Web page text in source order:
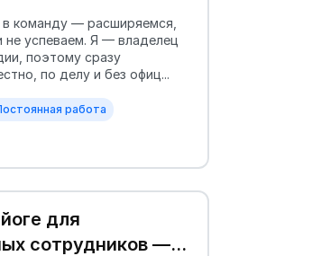
команду — расширяемся,
не успеваем. Я — владелец
поэтому сразу
по делу и без офиц...
работа
для
сотрудников —